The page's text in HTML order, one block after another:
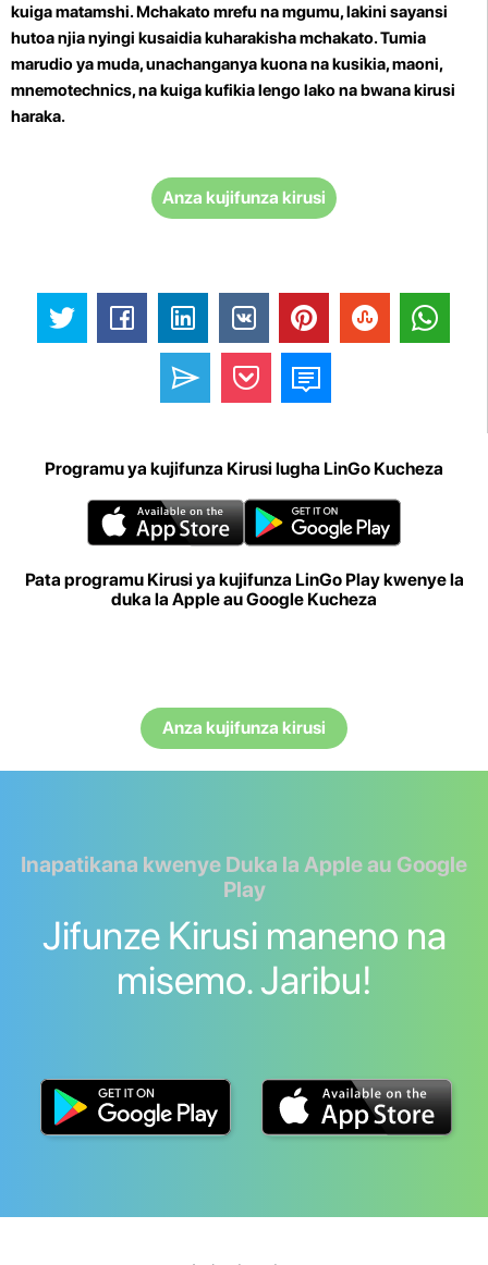
kuiga matamshi. Mchakato mrefu na mgumu, lakini sayansi
hutoa njia nyingi kusaidia kuharakisha mchakato. Tumia
marudio ya muda, unachanganya kuona na kusikia, maoni,
mnemotechnics, na kuiga kufikia lengo lako na bwana kirusi
haraka.
Anza kujifunza kirusi
Programu ya kujifunza Kirusi lugha LinGo Kucheza
Pata programu Kirusi ya kujifunza LinGo Play kwenye la
duka la Apple au Google Kucheza
Anza kujifunza kirusi
Inapatikana kwenye Duka la Apple au Google
Play
Jifunze Kirusi maneno na
misemo. Jaribu!